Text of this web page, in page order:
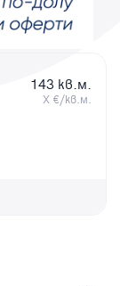
143 кв.м.
X €/кв.м.